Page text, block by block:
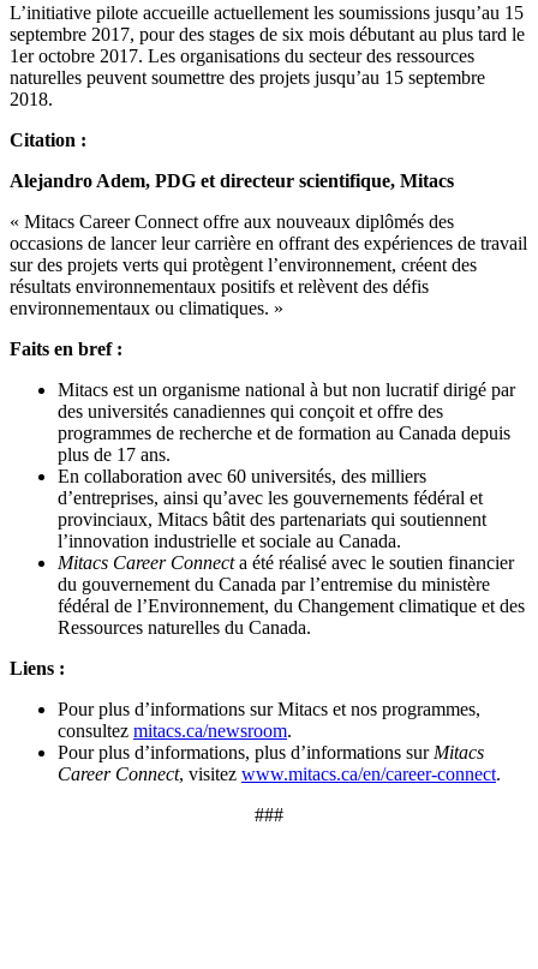
L’initiative pilote accueille actuellement les soumissions jusqu’au 15
septembre 2017, pour des stages de six mois débutant au plus tard le
1er octobre 2017. Les organisations du secteur des ressources
naturelles peuvent soumettre des projets jusqu’au 15 septembre
2018.
Citation :
Alejandro Adem, PDG et directeur scientifique, Mitacs
« Mitacs Career Connect offre aux nouveaux diplômés des
occasions de lancer leur carrière en offrant des expériences de travail
sur des projets verts qui protègent l’environnement, créent des
résultats environnementaux positifs et relèvent des défis
environnementaux ou climatiques. »
Faits en bref :
Mitacs est un organisme national à but non lucratif dirigé par
des universités canadiennes qui conçoit et offre des
programmes de recherche et de formation au Canada depuis
plus de 17 ans.
En collaboration avec 60 universités, des milliers
d’entreprises, ainsi qu’avec les gouvernements fédéral et
provinciaux, Mitacs bâtit des partenariats qui soutiennent
l’innovation industrielle et sociale au Canada.
Mitacs Career Connecta été réalisé avec le soutien financier
du gouvernement du Canada par l’entremise du ministère
fédéral de l’Environnement, du Changement climatique et des
Ressources naturelles du Canada.
Liens :
Pour plus d’informations sur Mitacs et nos programmes,
consultez mitacs.ca/newsroom.
Pour plus d’informations, plus d’informations sur Mitacs
Career Connect, visitez www.mitacs.ca/en/career-connect.
###